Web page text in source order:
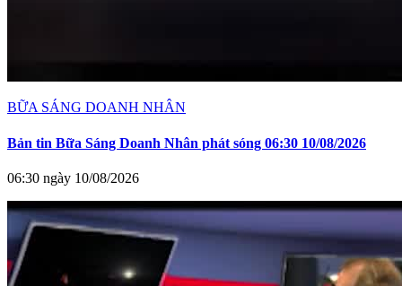
BỮA SÁNG DOANH NHÂN
Bản tin Bữa Sáng Doanh Nhân phát sóng 06:30 10/08/2026
06:30 ngày 10/08/2026